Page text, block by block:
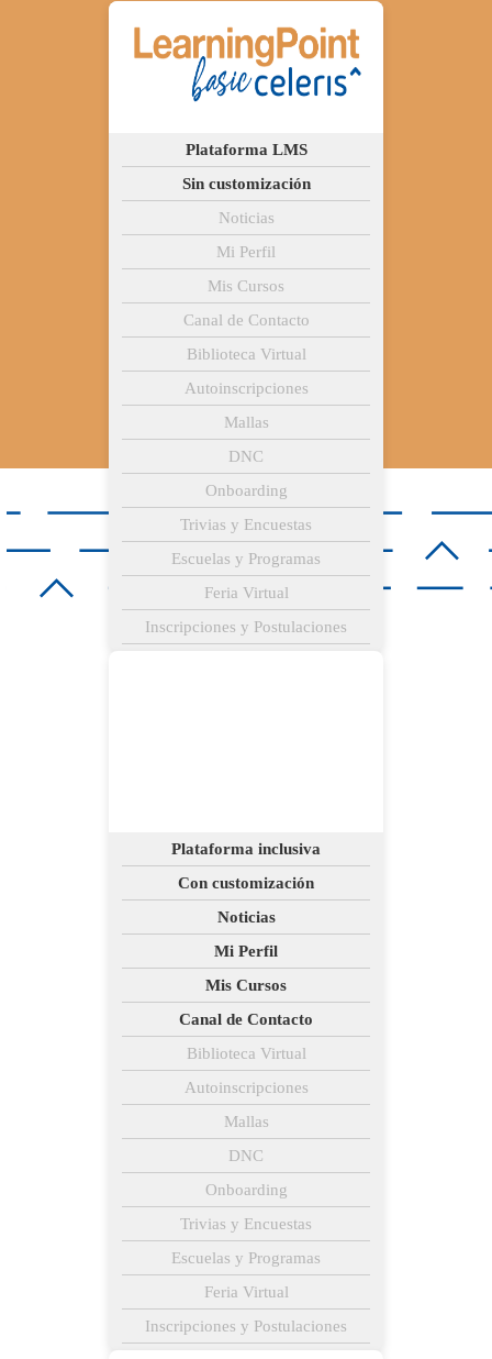
Plataforma LMS
Sin customización
Noticias
Mi Perfil
Mis Cursos
Canal de Contacto
Biblioteca Virtual
Autoinscripciones
Mallas
DNC
Onboarding
Trivias y Encuestas
Escuelas y Programas
Feria Virtual
Inscripciones y Postulaciones
Plataforma inclusiva
Con customización
Noticias
Mi Perfil
Mis Cursos
Canal de Contacto
Biblioteca Virtual
Autoinscripciones
Mallas
DNC
Onboarding
Trivias y Encuestas
Escuelas y Programas
Feria Virtual
Inscripciones y Postulaciones